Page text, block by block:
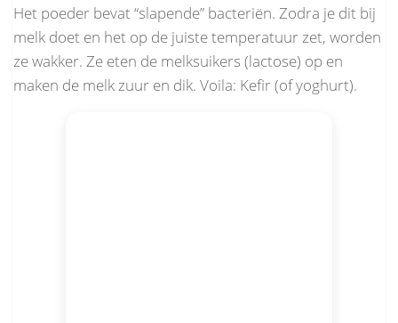
Het poeder bevat “slapende” bacteriën. Zodra je dit bij
melk doet en het op de juiste temperatuur zet, worden
ze wakker. Ze eten de melksuikers (lactose) op en
maken de melk zuur en dik. Voila: Kefir (of yoghurt).